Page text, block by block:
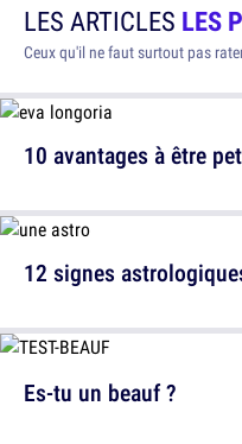
LES ARTICLES LES
Ceux qu'il ne faut surtout pas
10 avantages à être
12 signes
Es-tu un beauf ?